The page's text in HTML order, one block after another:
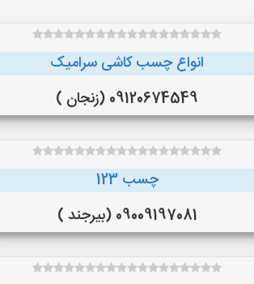
انواع چسب کاشی سرامیک
09120674549 (زنجان )
چسب 123
09009197081 (بیرجند )